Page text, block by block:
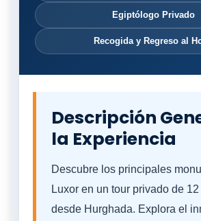
Egiptólogo Privado
Recogida y Regreso al
Descripción
la Experiencia
Descubre los principales
Luxor en un tour privado de
desde Hurghada. Explora el